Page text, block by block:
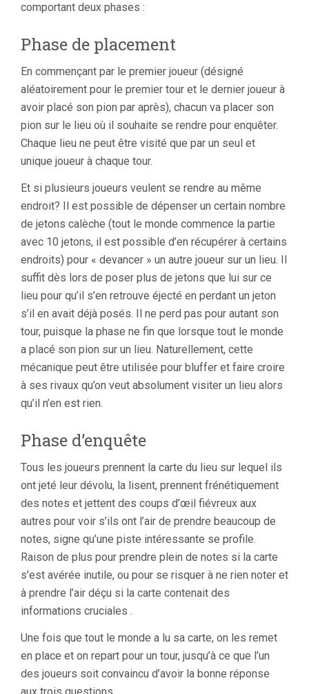
comportant deux phases :
Phase de placement
En commençant par le premier joueur (désigné
aléatoirement pour le premier tour et le dernier joueur à
avoir placé son pion par après), chacun va placer son
pion sur le lieu où il souhaite se rendre pour enquêter.
Chaque lieu ne peut être visité que par un seul et
unique joueur à chaque tour.
Et si plusieurs joueurs veulent se rendre au même
endroit? Il est possible de dépenser un certain nombre
de jetons calèche (tout le monde commence la partie
avec 10 jetons, il est possible d’en récupérer à certains
endroits) pour « devancer » un autre joueur sur un lieu. Il
suffit dès lors de poser plus de jetons que lui sur ce
lieu pour qu’il s’en retrouve éjecté en perdant un jeton
s’il en avait déjà posés. Il ne perd pas pour autant son
tour, puisque la phase ne fin que lorsque tout le monde
a placé son pion sur un lieu. Naturellement, cette
mécanique peut être utilisée pour bluffer et faire croire
à ses rivaux qu’on veut absolument visiter un lieu alors
qu’il n’en est rien.
Phase d’enquête
Tous les joueurs prennent la carte du lieu sur lequel ils
ont jeté leur dévolu, la lisent, prennent frénétiquement
des notes et jettent des coups d’œil fiévreux aux
autres pour voir s’ils ont l’air de prendre beaucoup de
notes, signe qu’une piste intéressante se profile.
Raison de plus pour prendre plein de notes si la carte
s’est avérée inutile, ou pour se risquer à ne rien noter et
à prendre l’air déçu si la carte contenait des
informations cruciales .
Une fois que tout le monde a lu sa carte, on les remet
en place et on repart pour un tour, jusqu’à ce que l’un
des joueurs soit convaincu d’avoir la bonne réponse